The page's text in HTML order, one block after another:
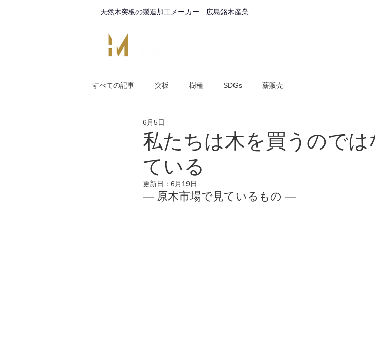
天然木突板の製造加工メーカー 広島銘木産業
すべての記事 突板 樹種 SDGs 薪販売
私たちは木を買うので
ている
6月5日
更新日： 6月19日
― 原木市場で見ているもの ―